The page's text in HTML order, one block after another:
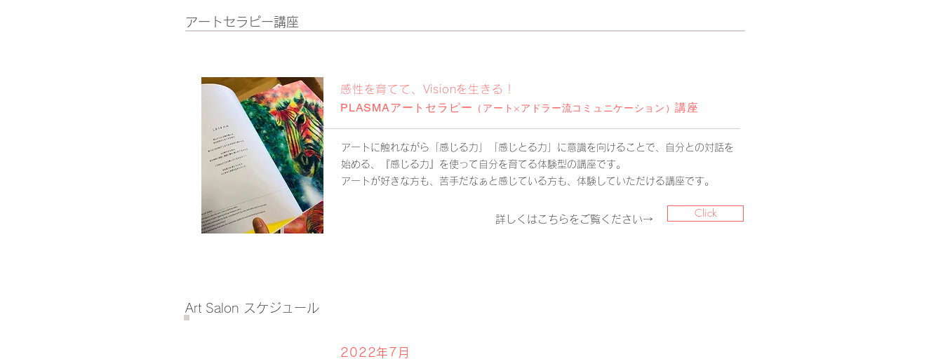
アートセラピー講座
感性を育てて、Visionを生きる！
PLASMAアートセラピー （アート×アドラー流コミュニケーション）講座
アートに触れながら「感じる力」「感じとる力」に意識を向けることで、自分との対話を
始める、『感じる力』を使って自分を育てる体験型の講座です。
アートが好きな方も、苦手だなぁと感じている方も、体験していただける講座です。
詳しくはこちらをご覧ください→ Click
Art Salon スケジュール
2022年7月